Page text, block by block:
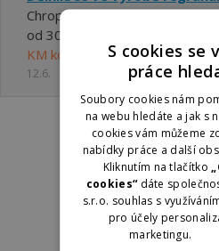
Chropyně
od 30000 ,- Kč do 36000 ,- Kč
KM konsult s.r.o.
12.6.
S cookies se
práce
Soubory cookies nám
na webu hledáte a jak s
cookies vám můžeme
nabídky práce a další
Kliknutím na tlačítko
cookies“ dáte
s.r.o. souhlas s
pro účely
marketingu.